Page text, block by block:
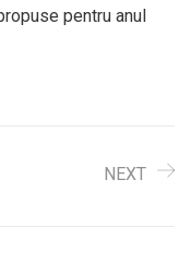
pentru anul
NEXT